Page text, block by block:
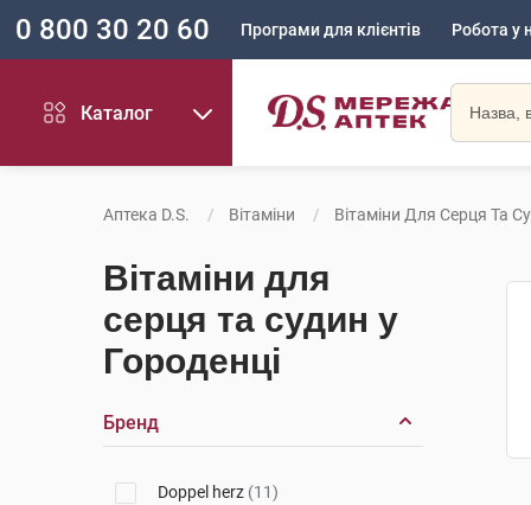
0 800 30 20 60 Програми для клієнтів Робота у
Каталог
Аптека D.S. Вітаміни Вітаміни Для Серця Та
Вітаміни для
серця та судин у
Городенці
Бренд
Doppel herz (11)